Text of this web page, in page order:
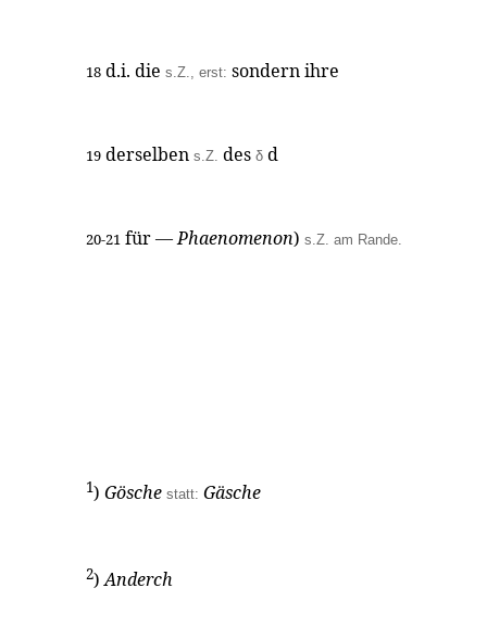
18 d.i. die s.Z., erst: sondern ihre
19 derselben s.Z. des δ d
20-21 für —Phaenomenon) s.Z. am Rande.
1) Gösche statt: Gäsche
2)Anderch